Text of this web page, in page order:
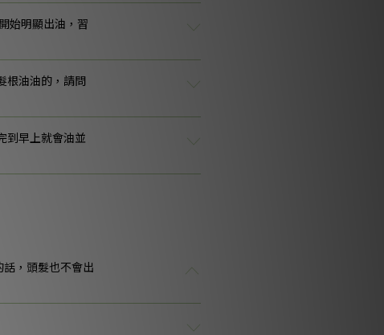
始明顯出油，習
根油油的，請問
到早上就會油並
，頭髮也不會出